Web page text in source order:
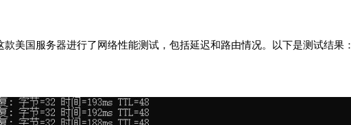
款美国服务器进行了网络性能测试，包括延迟和路由情况。以下是测试结果：